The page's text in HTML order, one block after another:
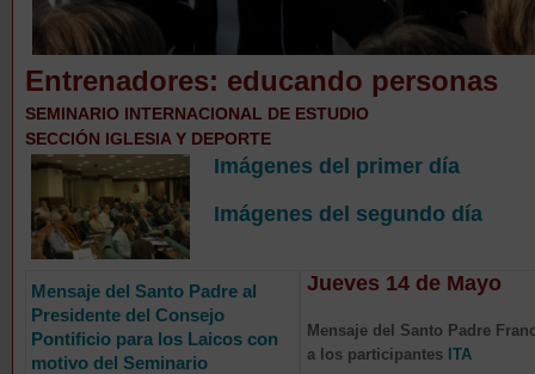
Entrenadores: educando personas
SEMINARIO INTERNACIONAL DE ESTUDIO
SECCIÓN IGLESIA Y DEPORTE
Imágenes del primer día
Imágenes del segundo día
Mensaje del Santo Padre al
Presidente del Consejo
Pontificio para los Laicos con
motivo del Seminario
Jueves 14 de Mayo
Mensaje del Santo Padre
a los participantes ITA